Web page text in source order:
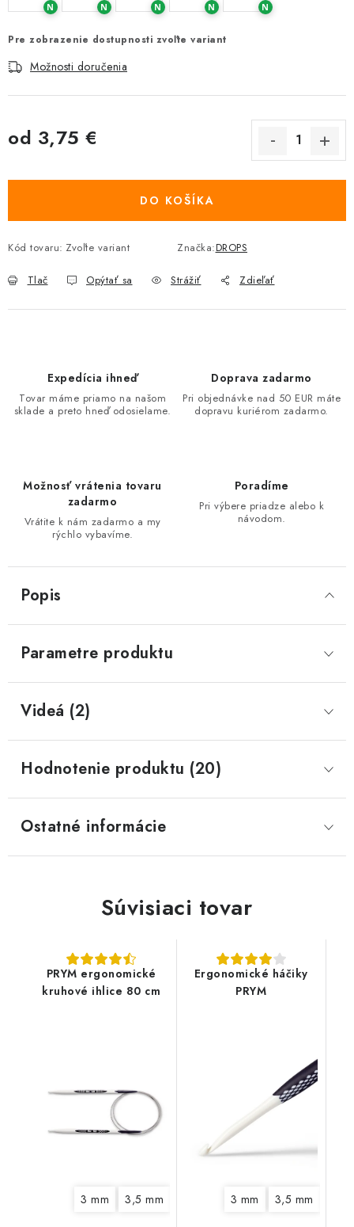
N N N N N
Pre zobrazenie dostupnosti zvoľte variant
Možnosti doručenia
od 3,75 €
DO KOŠÍKA
Kód tovaru: Zvoľte variant Značka:DROPS
Tlač Opýtať sa Strážiť Zdieľať
Expedícia ihneď
Tovar máme priamo na našom
sklade a preto hneď odosielame.
Doprava zadarmo
Pri objednávke nad 50 EUR máte
dopravu kuriérom zadarmo.
Možnosť vrátenia tovaru
zadarmo
Vrátite k nám zadarmo a my
rýchlo vybavíme.
Poradíme
Pri výbere priadze alebo k
návodom.
Popis
Parametre produktu
Videá (2)
Hodnotenie produktu (20)
Ostatné informácie
Súvisiaci tovar
PRYM ergonomické
kruhové ihlice 80 cm
3 mm 3,5 mm 4,5 mm 5 mm
Ergonomické háčiky
PRYM
3 mm 3,5 mm